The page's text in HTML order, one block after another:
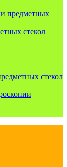
предметных
стекол
стекол